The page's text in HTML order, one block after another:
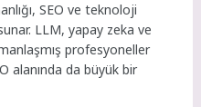
SEO ve teknoloji
LLM, yapay zeka ve
profesyoneller
alanında da büyük bir